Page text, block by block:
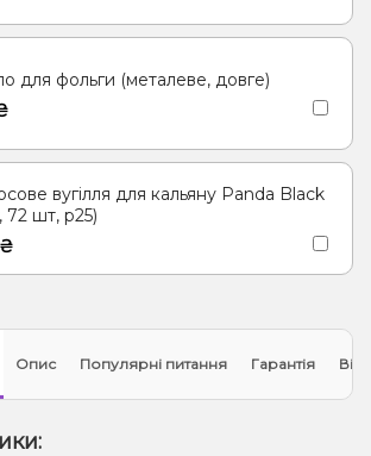
Груша/Дюшес Кавун М'ята
для фольги (металеве, довге)
вугілля для кальяну Panda Black
72 шт, р25)
Опис Популярні питання Гарантія